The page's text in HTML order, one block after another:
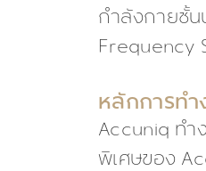
กำลังกายชั้น
Frequency
หลักการท
Accuniq ทำ
พิเศษของ